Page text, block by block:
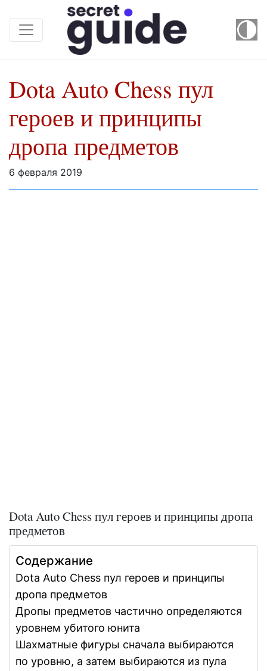
Dota Auto Chess пул
героев и принципы
дропа предметов
6 февраля 2019
Dota Auto Chess пул героев и принципы дропа
предметов
Содержание
Dota Auto Chess пул героев и принципы
дропа предметов
Дропы предметов частично определяются
уровнем убитого юнита
Шахматные фигуры сначала выбираются
по уровню, а затем выбираются из пула